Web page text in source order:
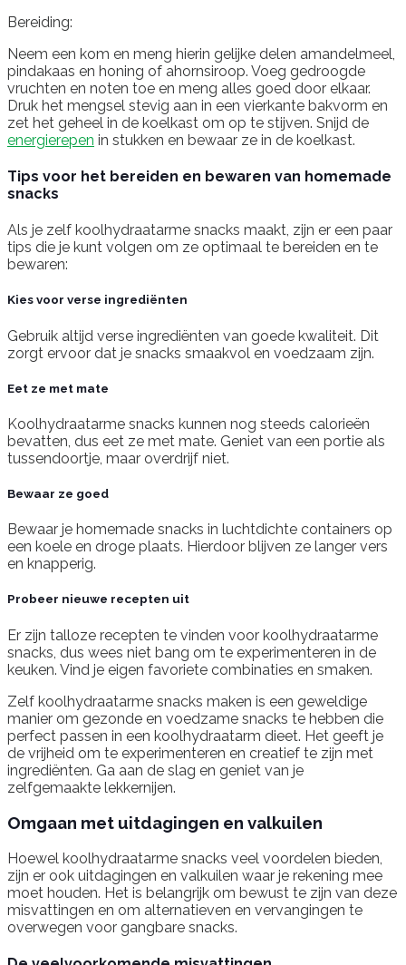
Bereiding:
Neem een kom en meng hierin gelijke delen amandelmeel,
pindakaas en honing of ahornsiroop. Voeg gedroogde
vruchten en noten toe en meng alles goed door elkaar.
Druk het mengsel stevig aan in een vierkante bakvorm en
zet het geheel in de koelkast om op te stijven. Snijd de
energierepen in stukken en bewaar ze in de koelkast.
Tips voor het bereiden en bewaren van homemade
snacks
Als je zelf koolhydraatarme snacks maakt, zijn er een paar
tips die je kunt volgen om ze optimaal te bereiden en te
bewaren:
Kies voor verse ingrediënten
Gebruik altijd verse ingrediënten van goede kwaliteit. Dit
zorgt ervoor dat je snacks smaakvol en voedzaam zijn.
Eet ze met mate
Koolhydraatarme snacks kunnen nog steeds calorieën
bevatten, dus eet ze met mate. Geniet van een portie als
tussendoortje, maar overdrijf niet.
Bewaar ze goed
Bewaar je homemade snacks in luchtdichte containers op
een koele en droge plaats. Hierdoor blijven ze langer vers
en knapperig.
Probeer nieuwe recepten uit
Er zijn talloze recepten te vinden voor koolhydraatarme
snacks, dus wees niet bang om te experimenteren in de
keuken. Vind je eigen favoriete combinaties en smaken.
Zelf koolhydraatarme snacks maken is een geweldige
manier om gezonde en voedzame snacks te hebben die
perfect passen in een koolhydraatarm dieet. Het geeft je
de vrijheid om te experimenteren en creatief te zijn met
ingrediënten. Ga aan de slag en geniet van je
zelfgemaakte lekkernijen.
Omgaan met uitdagingen en valkuilen
Hoewel koolhydraatarme snacks veel voordelen bieden,
zijn er ook uitdagingen en valkuilen waar je rekening mee
moet houden. Het is belangrijk om bewust te zijn van deze
misvattingen en om alternatieven en vervangingen te
overwegen voor gangbare snacks.